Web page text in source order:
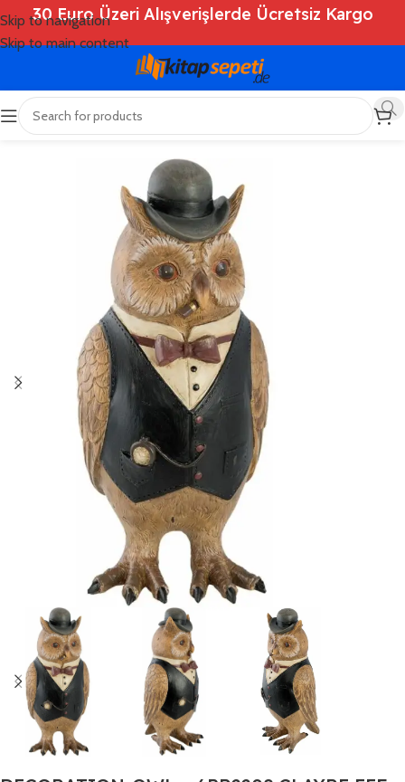
Skip to navigation
Skip to main content
30 Euro Üzeri Alışverişlerde Ücretsiz Kargo
Ana Sayfa Shop